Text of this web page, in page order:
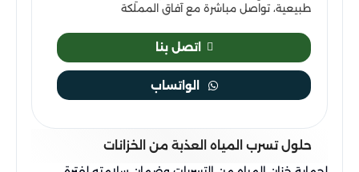
طبيعية، تواصل مباشرة مع آفاق المملكة
اتصل بنا
الواتساب
حلول تسرب المياه العذبة من الخزانات